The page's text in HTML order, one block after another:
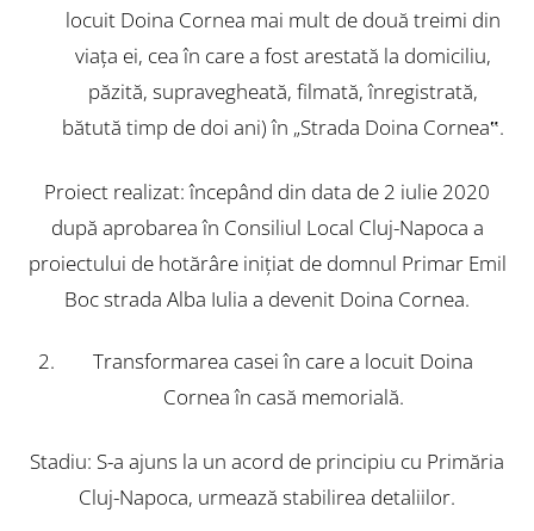
locuit Doina Cornea mai mult de două treimi din
viaţa ei, cea în care a fost arestată la domiciliu,
păzită, supravegheată, filmată, înregistrată,
bătută timp de doi ani) în „Strada Doina Cornea‟.
Proiect realizat: începând din data de 2 iulie 2020
după aprobarea în Consiliul Local Cluj-Napoca a
proiectului de hotărâre iniţiat de domnul Primar Emil
Boc strada Alba Iulia a devenit Doina Cornea.
Transformarea casei în care a locuit Doina
Cornea în casă memorială.
Stadiu: S-a ajuns la un acord de principiu cu Primăria
Cluj-Napoca, urmează stabilirea detaliilor.